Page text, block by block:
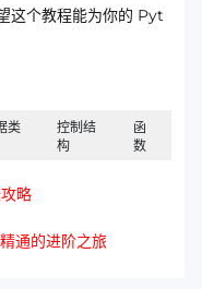
个教程能为你的 Pyt
类
控制结
构
函
数
略
通的进阶之旅